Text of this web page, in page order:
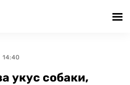
14:40
укус собаки,